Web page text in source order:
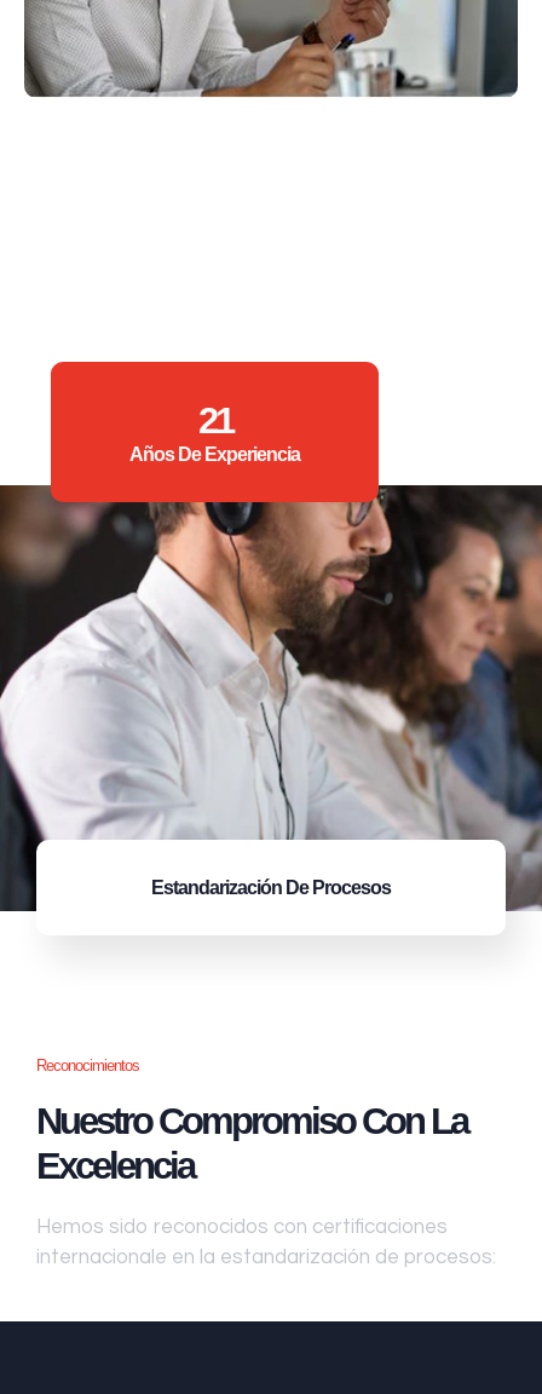
21
Años De Experiencia
Estandarización De Procesos
Reconocimientos
Nuestro Compromiso Con La
Excelencia
Hemos sido reconocidos con certificaciones
internacionale en la estandarización de procesos: